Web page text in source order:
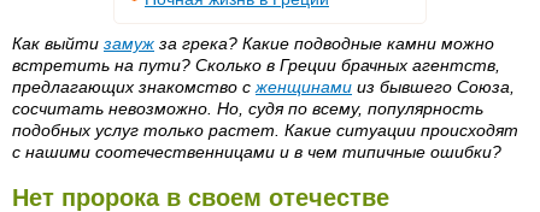
Как выйти замуж за грека? Какие подводные камни можно
встретить на пути? Сколько в Греции брачных агентств,
предлагающих знакомство с женщинами из бывшего Союза,
сосчитать невозможно. Но, судя по всему, популярность
подобных услуг только растет. Какие ситуации происходят
с нашими соотечественницами и в чем типичные ошибки?
Нет пророка в своем отечестве